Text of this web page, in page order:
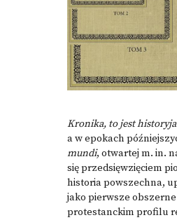
Kronika, to jest
a w epokach
mundi, otwartej m. in.
się przedsięwzięciem
historia powszechna,
jako pierwsze
protestanckim profilu